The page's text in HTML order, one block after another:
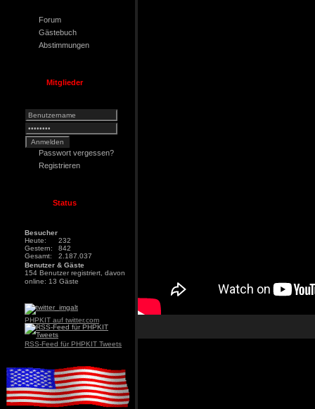
Forum
Gästebuch
Abstimmungen
Mitglieder
Passwort vergessen?
Registrieren
Status
Besucher
Heute:
232
Gestern:
842
Gesamt:
2.187.037
Benutzer & Gäste
154 Benutzer registriert, davon
online: 13 Gäste
PHPKIT auf twitter.com
RSS-Feed für PHPKIT Tweets